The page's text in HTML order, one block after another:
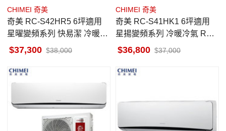
CHIMEI 奇美
奇美 RC-S42HR5 6坪適用
星曜變頻系列 快易潔 冷暖冷
氣 RB-S42HR5 送電動牙刷
37,300 38,000
CHIMEI 奇美
奇美 RC-S41HK1 6坪適用
星揚變頻系列 冷暖冷氣 RB-
S41HK1 一級省電 快易潔
36,800 37,000